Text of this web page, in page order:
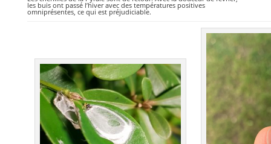
les buis ont passé l’hiver avec des températures positives
omniprésentes, ce qui est préjudiciable.